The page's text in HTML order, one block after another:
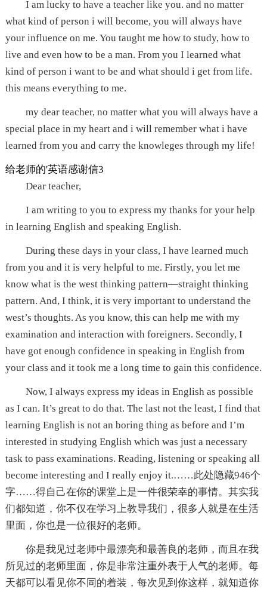
I am lucky to have a teacher like you. and no matter
what kind of person i will become, you will always have
your influence on me. You taught me how to study, how to
live and even how to be a man. From you I learned what
kind of person i want to be and what should i get from life.
this means everything to me.
my dear teacher, no matter what you will always have a
special place in my heart and i will remember what i have
learned from you and carry the knowleges through my life!
给老师的'英语感谢信3
Dear teacher,
I am writing to you to express my thanks for your help
in learning English and speaking English.
During these days in your class, I have learned much
from you and it is very helpful to me. Firstly, you let me
know what is the west thinking pattern—straight thinking
pattern. And, I think, it is very important to understand the
west’s thoughts. As you know, this can help me with my
examination and interaction with foreigners. Secondly, I
have got enough confidence in speaking in English from
your class and it took me a long time to gain this confidence.
Now, I always express my ideas in English as possible
as I can. It’s great to do that. The last not the least, I find that
learning English is not an boring thing as before and I’m
interested in studying English which was just a necessary
task to pass examinations. Reading, listening or speaking all
become interesting and I really enjoy it.……此处隐藏946个
字……得自己在你的课堂上是一件很荣幸的事情。其实我
们都知道，你不仅在学习上教导我们，很多人就是在生活
里面，你也是一位很好的老师。
你是我见过老师中最漂亮和最善良的老师，而且在我
所见过的老师里面，你是非常注重外表于人气的老师。每
天都可以看见你不同的着装，每次见到你这样，就知道你